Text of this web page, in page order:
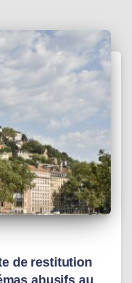
de restitution
abusifs au